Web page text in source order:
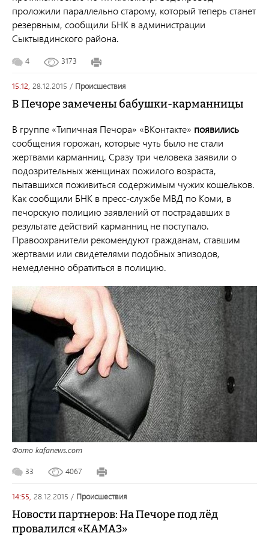
проложили параллельно старому, который теперь станет
резервным, сообщили БНК в администрации
Сыктывдинского района.
4 3173
15:12, 28.12.2015 / происшествия
В Печоре замечены бабушки-карманницы
В группе «Типичная Печора» «ВКонтакте» появились
сообщения горожан, которые чуть было не стали
жертвами карманниц. Сразу три человека заявили о
подозрительных женщинах пожилого возраста,
пытавшихся поживиться содержимым чужих кошельков.
Как сообщили БНК в пресс-службе МВД по Коми, в
печорскую полицию заявлений от пострадавших в
результате действий карманниц не поступало.
Правоохранители рекомендуют гражданам, ставшим
жертвами или свидетелями подобных эпизодов,
немедленно обратиться в полицию.
Фото kafanews.com
33 4067
14:55, 28.12.2015 / происшествия
Новости партнеров: На Печоре под лёд
провалился «КАМАЗ»